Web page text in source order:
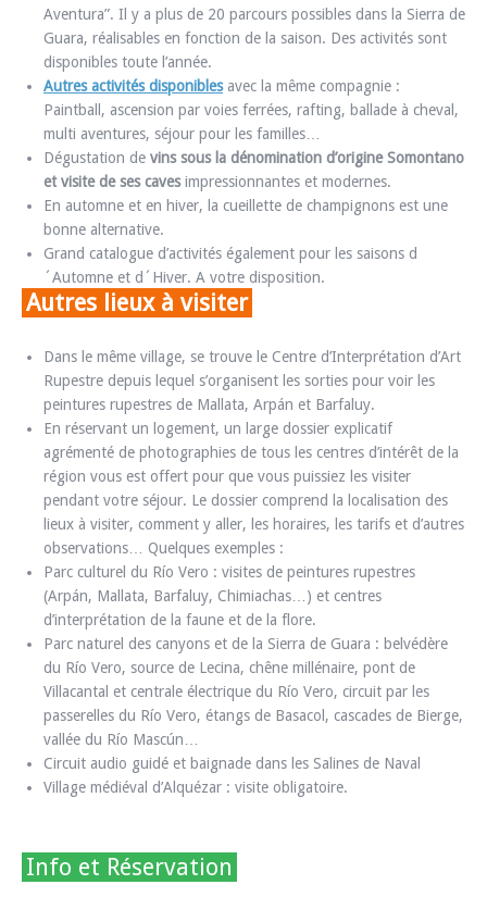
Aventura”. Il y a plus de 20 parcours possibles dans la Sierra de
Guara, réalisables en fonction de la saison. Des activités sont
disponibles toute l’année.
Autres activités disponiblesavec la même compagnie :
Paintball, ascension par voies ferrées, rafting, ballade à cheval,
multi aventures, séjour pour les familles…
Dégustation de vins sous la dénomination d’origine Somontano
et visite de ses cavesimpressionnantes et modernes.
En automne et en hiver, la cueillette de champignons est une
bonne alternative.
Grand catalogue d’activités également pour les saisons d
´Automne et d´Hiver. A votre disposition.
Autres lieux à visiter
Dans le même village, se trouve le Centre d’Interprétation d’Art
Rupestre depuis lequel s’organisent les sorties pour voir les
peintures rupestres de Mallata, Arpán et Barfaluy.
En réservant un logement, un large dossier explicatif
agrémenté de photographies de tous les centres d’intérêt de la
région vous est offert pour que vous puissiez les visiter
pendant votre séjour. Le dossier comprend la localisation des
lieux à visiter, comment y aller, les horaires, les tarifs et d’autres
observations… Quelques exemples :
Parc culturel du Río Vero : visites de peintures rupestres
(Arpán, Mallata, Barfaluy, Chimiachas…) et centres
d’interprétation de la faune et de la flore.
Parc naturel des canyons et de la Sierra de Guara : belvédère
du Río Vero, source de Lecina, chêne millénaire, pont de
Villacantal et centrale électrique du Río Vero, circuit par les
passerelles du Río Vero, étangs de Basacol, cascades de Bierge,
vallée du Río Mascún…
Circuit audio guidé et baignade dans les Salines de Naval
Village médiéval d’Alquézar : visite obligatoire.
Info et Réservation